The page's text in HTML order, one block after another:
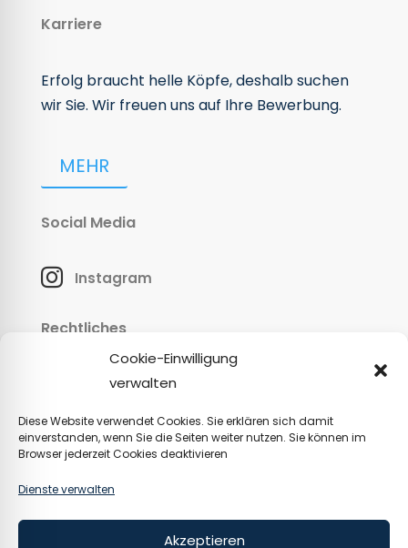
Cookie-Einwilligung
verwalten
Diese Website verwendet Cookies. Sie erklären sich damit
einverstanden, wenn Sie die Seiten weiter nutzen. Sie können im
Browser jederzeit Cookies deaktivieren
Dienste verwalten
Akzeptieren
Karriere
Erfolg braucht helle Köpfe, deshalb suchen
wir Sie. Wir freuen uns auf Ihre Bewerbung.
MEHR
Social Media
 Instagram
Rechtliches
Impressum
Datenschutz
Erklärung zur Barrierefreiheit
© 2025 | all rights reserved by Donau-